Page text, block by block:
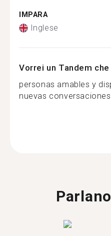
IMPARA
Inglese
Vorrei un Tandem che
personas amables y
nuevas